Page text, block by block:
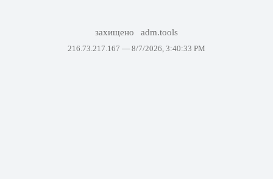
захищено adm.tools
216.73.217.167 — 8/7/2026, 3:40:33 PM